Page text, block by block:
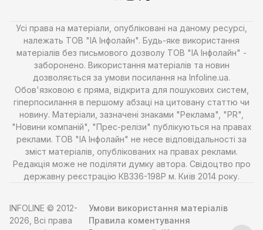
Усі права на матеріали, опубліковані на даному ресурсі,
належать ТОВ "ІА Інфолайн". Будь-яке використання
матеріалів без письмового дозволу ТОВ "ІА Інфолайн" -
заборонено. Використання матеріалів та новин
дозволяється за умови посилання на Infoline.ua.
Обов'язковою є пряма, відкрита для пошукових систем,
гіперпосилання в першому абзаці на цитовану статтю чи
новину. Матеріали, зазначені знаками "Реклама", "PR",
"Новини компаній", "Прес-релізи" публікуються на правах
реклами. ТОВ "ІА Інфолайн" не несе відповідальності за
зміст матеріалів, опублікованих на правах реклами.
Редакція може не поділяти думку автора. Свідоцтво про
державну реєстрацію КВ336-198Р м. Київ 2014 року.
INFOLINE © 2012-
2026, Всі права
Умови використання матеріалів
Правила коментування